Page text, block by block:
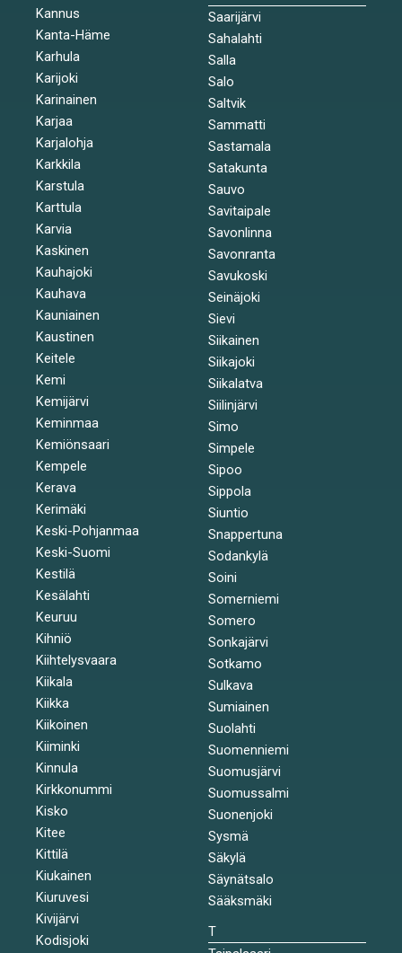
Kannus
Kanta-Häme
Karhula
Karijoki
Karinainen
Karjaa
Karjalohja
Karkkila
Karstula
Karttula
Karvia
Kaskinen
Kauhajoki
Kauhava
Kauniainen
Kaustinen
Keitele
Kemi
Kemijärvi
Keminmaa
Kemiönsaari
Kempele
Kerava
Kerimäki
Keski-Pohjanmaa
Keski-Suomi
Kestilä
Kesälahti
Keuruu
Kihniö
Kiihtelysvaara
Kiikala
Kiikka
Kiikoinen
Kiiminki
Kinnula
Kirkkonummi
Kisko
Kitee
Kittilä
Kiukainen
Kiuruvesi
Kivijärvi
Kodisjoki
Saarijärvi
Sahalahti
Salla
Salo
Saltvik
Sammatti
Sastamala
Satakunta
Sauvo
Savitaipale
Savonlinna
Savonranta
Savukoski
Seinäjoki
Sievi
Siikainen
Siikajoki
Siikalatva
Siilinjärvi
Simo
Simpele
Sipoo
Sippola
Siuntio
Snappertuna
Sodankylä
Soini
Somerniemi
Somero
Sonkajärvi
Sotkamo
Sulkava
Sumiainen
Suolahti
Suomenniemi
Suomusjärvi
Suomussalmi
Suonenjoki
Sysmä
Säkylä
Säynätsalo
Sääksmäki
T